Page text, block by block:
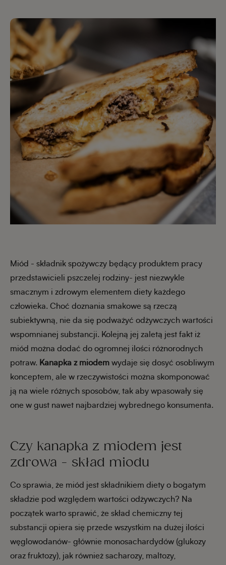
Miód - składnik spożywczy będący produktem pracy
przedstawicieli pszczelej rodziny- jest niezwykle
smacznym i zdrowym elementem diety każdego
człowieka. Choć doznania smakowe są rzeczą
subiektywną, nie da się podważyć odżywczych wartości
wspomnianej substancji. Kolejną jej zaletą jest fakt iż
miód można dodać do ogromnej ilości różnorodnych
potraw. Kanapka z miodem wydaje się dosyć osobliwym
konceptem, ale w rzeczywistości można skomponować
ją na wiele różnych sposobów, tak aby wpasowały się
one w gust nawet najbardziej wybrednego konsumenta.
Czy kanapka z miodem jest
zdrowa - skład miodu
Co sprawia, że miód jest składnikiem diety o bogatym
składzie pod względem wartości odżywczych? Na
początek warto sprawić, że skład chemiczny tej
substancji opiera się przede wszystkim na dużej ilości
węglowodanów- głównie monosachardydów (glukozy
oraz fruktozy), jak również sacharozy, maltozy,